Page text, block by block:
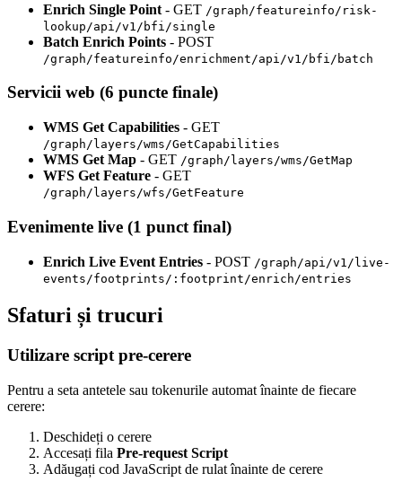
Enrich Single Point - GET /graph/featureinfo/risk-
lookup/api/v1/bfi/single
Batch Enrich Points - POST
/graph/featureinfo/enrichment/api/v1/bfi/batch
Servicii web (6 puncte finale)
WMS Get Capabilities - GET
/graph/layers/wms/GetCapabilities
WMS Get Map - GET /graph/layers/wms/GetMap
WFS Get Feature - GET
/graph/layers/wfs/GetFeature
Evenimente live (1 punct final)
Enrich Live Event Entries - POST /graph/api/v1/live-
events/footprints/:footprint/enrich/entries
Sfaturi și trucuri
Utilizare script pre-cerere
Pentru a seta antetele sau tokenurile automat înainte de fiecare
cerere:
Deschideți o cerere
Accesați fila Pre-request Script
Adăugați cod JavaScript de rulat înainte de cerere